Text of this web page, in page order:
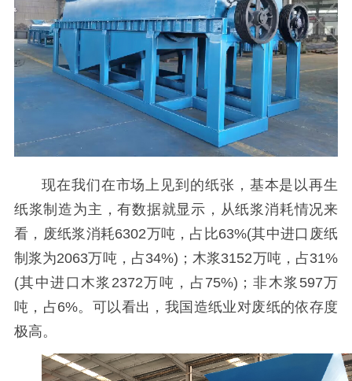
现在我们在市场上见到的纸张，基本是以再生
纸浆制造为主，有数据就显示，从纸浆消耗情况来
看，废纸浆消耗6302万吨，占比63%(其中进口废纸
制浆为2063万吨，占34%)；木浆3152万吨，占31%
(其中进口木浆2372万吨，占75%)；非木浆597万
吨，占6%。可以看出，我国造纸业对废纸的依存度
极高。